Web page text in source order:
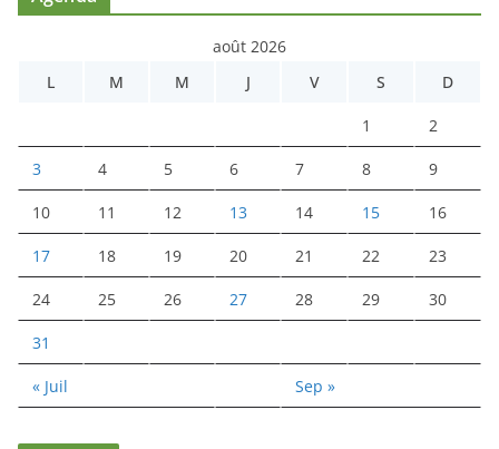
août 2026
L
M M J V S D
1 2
3 4 5 6 7 8 9
10 11 12 13 14 15 16
17 18 19 20 21 22 23
24 25 26 27 28 29 30
31
« Juil Sep »